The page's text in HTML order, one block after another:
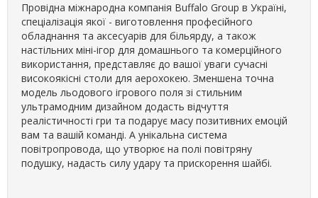
Провідна міжнародна компанія Buffalo Group в Україні,
спеціалізація якої - виготовлення професійного
обладнання та аксесуарів для більярду, а також
настільних міні-ігор для домашнього та комерційного
використання, представляє до вашої уваги сучасні
високоякісні столи для аерохокею. Зменшена точна
модель льодового ігрового поля зі стильним
ультрамодним дизайном додасть відчуття
реалістичності гри та подарує масу позитивних емоцій
вам та вашій команді. А унікальна система
повітропровода, що утворює на полі повітряну
подушку, надасть силу удару та прискорення шайбі.